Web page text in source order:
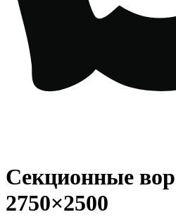
Секционные
2750×2500